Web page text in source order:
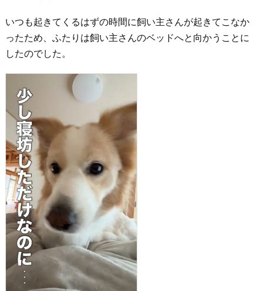
いつも起きてくるはずの時間に飼い主さんが起きてこなか
ったため、ふたりは飼い主さんのベッドへと向かうことに
したのでした。